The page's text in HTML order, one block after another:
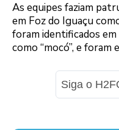
As equipes faziam
em Foz do Iguaçu
foram identificados
como “mocó”, e
Siga o